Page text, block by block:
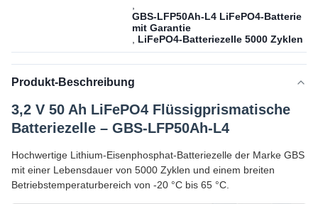
GBS-LFP50Ah-L4 LiFePO4-Batterie
mit Garantie
LiFePO4-Batteriezelle 5000 Zyklen
Produkt-Beschreibung
3,2 V 50 Ah LiFePO4 Flüssigprismatische
Batteriezelle – GBS-LFP50Ah-L4
Hochwertige Lithium-Eisenphosphat-Batteriezelle der Marke GBS
mit einer Lebensdauer von 5000 Zyklen und einem breiten
Betriebstemperaturbereich von -20 °C bis 65 °C.